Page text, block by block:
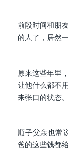
前段时间和朋
的人了，居然
原来这些年里
让他什么都不
来张口的状态。
顺子父亲也常
爸的这些钱都